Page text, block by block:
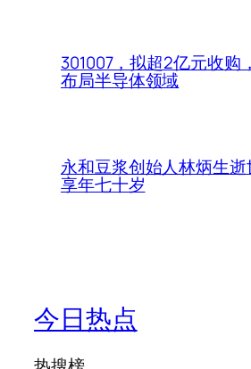
301007，拟超2亿元收购，
布局半导体领域
永和豆浆创始人林炳生逝
享年七十岁
今日热点